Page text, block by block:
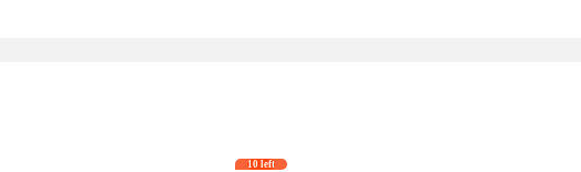
10 left